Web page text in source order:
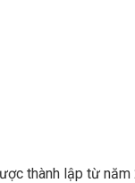
thành lập từ năm